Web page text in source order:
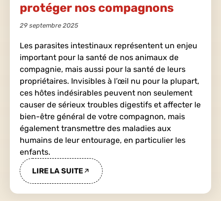
protéger nos compagnons
29 septembre 2025
Les parasites intestinaux représentent un enjeu
important pour la santé de nos animaux de
compagnie, mais aussi pour la santé de leurs
propriétaires. Invisibles à l’œil nu pour la plupart,
ces hôtes indésirables peuvent non seulement
causer de sérieux troubles digestifs et affecter le
bien-être général de votre compagnon, mais
également transmettre des maladies aux
humains de leur entourage, en particulier les
enfants.
LIRE LA SUITE